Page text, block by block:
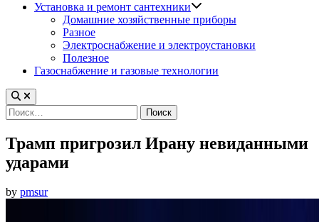
Установка и ремонт сантехники
Домашние хозяйственные приборы
Разное
Электроснабжение и электроустановки
Полезное
Газоснабжение и газовые технологии
Найти:
Трамп пригрозил Ирану невиданными
ударами
by pmsur